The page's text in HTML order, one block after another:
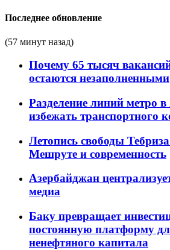
Последнее обновление
(57 минут назад)
Почему 65 тысяч
остаются незаполненными
Разделение линий метро
избежать транспортного
Летопись свободы
Мешруте и современность
Азербайджан
медиа
Баку превращает
постоянную платформу
ненефтяного капитала